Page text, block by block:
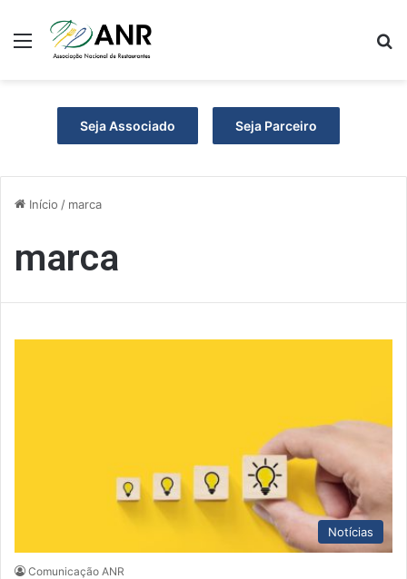
Menu
Seja Associado Seja Parceiro
Início / marca
marca
Notícias
Comunicação ANR